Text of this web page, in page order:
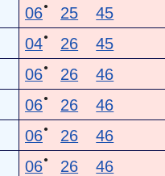
06● 25 45
04● 26 45
06● 26 46
06● 26 46
06● 26 46
06● 26 46